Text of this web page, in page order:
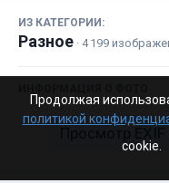
ИЗ КАТЕГОРИИ:
Разное · 4 199
Просмотр
Продолжая
политикой
cookie.